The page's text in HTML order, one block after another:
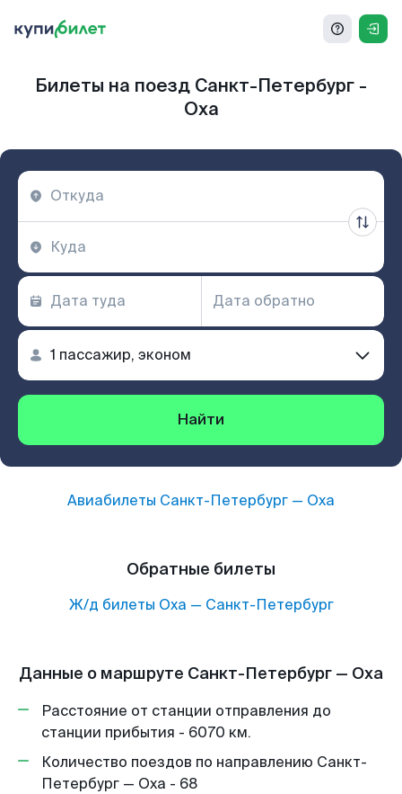
Билеты на поезд Санкт-Петербург -
Оха
Найти
Авиабилеты Санкт-Петербург — Оха
Обратные билеты
Ж/д билеты Оха — Санкт-Петербург
Данные о маршруте Санкт-Петербург — Оха
Расстояние от станции отправления до
станции прибытия - 6070 км.
Количество поездов по направлению Санкт-
Петербург — Оха - 68